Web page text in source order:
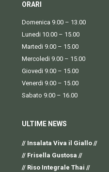
ORARI
Domenica 9.00 – 13.00
Lunedi 10.00 – 15.00
Martedi 9.00 – 15.00
Mercoledi 9.00 – 15.00
Giovedi 9.00 – 15.00
Venerdi 9.00 – 15.00
Sabato 9.00 – 16.00
ULTIME NEWS
// Insalata Viva il Giallo //
// Frisella Gustosa //
// Riso Integrale Thai //